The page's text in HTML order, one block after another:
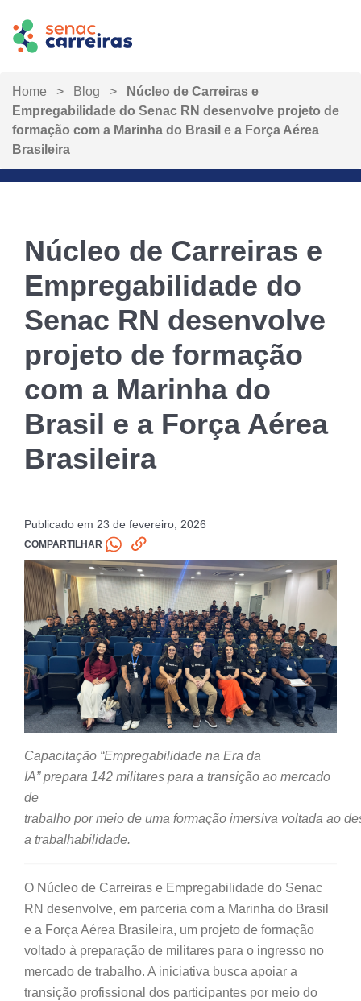
Home > Blog >
Núcleo de Carreiras e
Empregabilidade do Senac RN desenvolve projeto de
formação com a Marinha do Brasil e a Força Aérea
Brasileira
Núcleo de Carreiras e
Empregabilidade do
Senac RN desenvolve
projeto de formação
com a Marinha do
Brasil e a Força Aérea
Brasileira
Publicado em 23 de fevereiro, 2026
COMPARTILHAR
Capacitação “Empregabilidade na Era da
IA”prepara 142 militares para a transição ao mercado
de
trabalho por meio de uma formação imersiva voltada ao
a trabalhabilidade.
O Núcleo de Carreiras e Empregabilidade do Senac
RN desenvolve, em parceria com a Marinha do Brasil
e a Força Aérea Brasileira, um projeto de formação
voltado à preparação de militares para o ingresso no
mercado de trabalho. A iniciativa busca apoiar a
transição profissional dos participantes por meio do